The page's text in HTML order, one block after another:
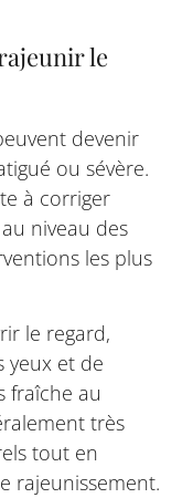
le
devenir
ou sévère.
à corriger
niveau des
les plus
le regard,
yeux et de
fraîche au
très
tout en
rajeunissement.